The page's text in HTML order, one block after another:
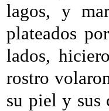
lagos, y
plateados
lados,
rostro
su piel y sus